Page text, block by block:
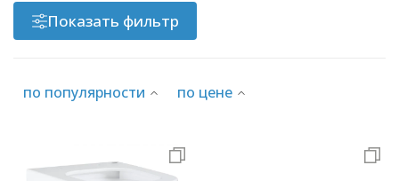
Показать фильтр
по популярности по цене